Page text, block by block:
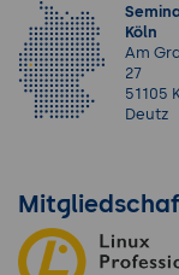
Köln
Am
27
51105
Deutz